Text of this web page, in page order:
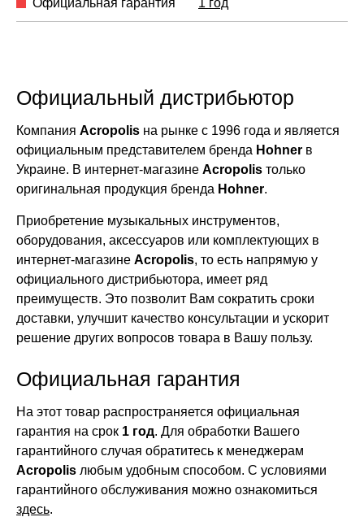
Официальный дистрибьютор
Компания Acropolis на рынке с 1996 года и является
официальным представителем бренда Hohner в
Украине. В интернет-магазине Acropolis только
оригинальная продукция бренда Hohner.
Приобретение музыкальных инструментов,
оборудования, аксессуаров или комплектующих в
интернет-магазине Acropolis, то есть напрямую у
официального дистрибьютора, имеет ряд
преимуществ. Это позволит Вам сократить сроки
доставки, улучшит качество консультации и ускорит
решение других вопросов товара в Вашу пользу.
Официальная гарантия
На этот товар распространяется официальная
гарантия на срок 1 год. Для обработки Вашего
гарантийного случая обратитесь к менеджерам
Acropolis любым удобным способом. С условиями
гарантийного обслуживания можно ознакомиться
здесь.